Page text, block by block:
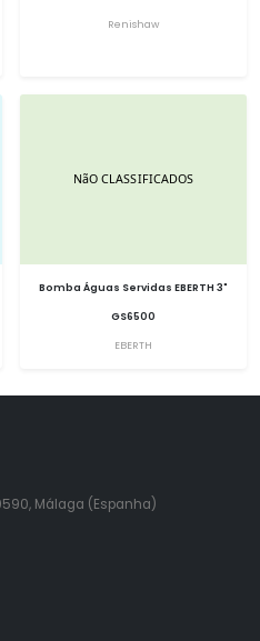
Renishaw
Bomba Águas Servidas EBERTH 3"
GS6500
EBERTH
Málaga (Espanha)